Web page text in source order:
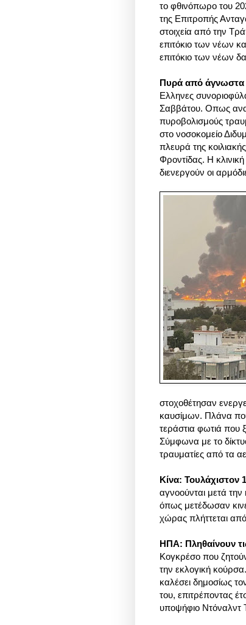
το φθινόπωρο του
της Επιτροπής
στοιχεία από την
επιτόκιο των νέων
επιτόκιο των νέων
Πυρά από άγνωστα
Ελληνες
Σαββάτου. Οπως
πυροβολισμούς
στο νοσοκομείο
πλευρά της
Φροντίδας. Η κλινική
διενεργούν οι
στοχοθέτησαν
καυσίμων. Πλάνα που
τεράστια φωτιά που
Σύμφωνα με το
τραυματίες από τα
Κίνα:
αγνοούνται μετά
όπως μετέδωσαν
χώρας πλήττεται
ΗΠΑ: Πληθαίνουν
Κογκρέσο που
την εκλογική
καλέσει δημοσίως
του, επιτρέποντας
υποψήφιο Ντόναλντ